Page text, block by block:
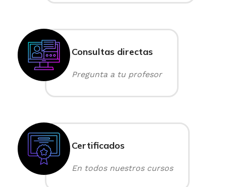
Consultas directas
Pregunta a tu profesor
Certificados
En todos nuestros cursos